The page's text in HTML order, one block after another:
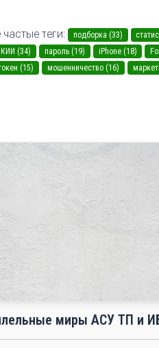
теги: подборка (33)
КИИ (34) пароль (19) iPhone (18)
(15) мошенничество (16)
миры АСУ ТП и